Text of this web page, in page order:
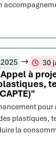
30
Appel à
pour
plastiques,
la